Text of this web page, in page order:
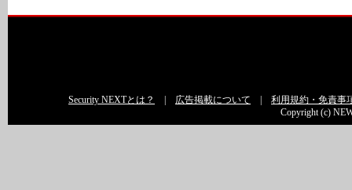
Security NEXTとは？ 広告掲載について
利用規約・免責事
Copyright (c)